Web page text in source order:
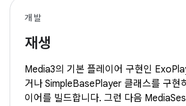
개발
재생
Media3의 기본 플레이어 구현인
거나 SimpleBasePlayer 클래스를 구현
이어를 빌드합니다. 그런 다음